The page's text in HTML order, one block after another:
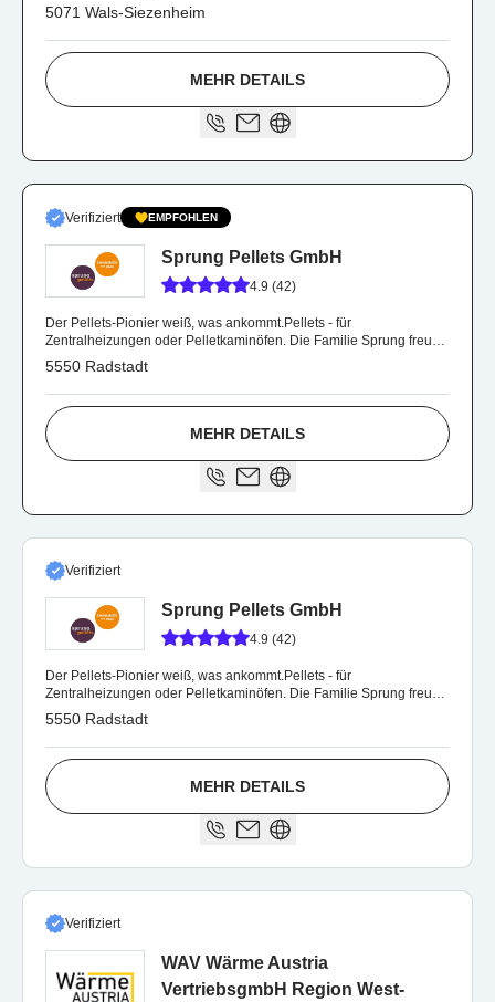
5071 Wals-Siezenheim
MEHR DETAILS
Verifiziert EMPFOHLEN
Sprung Pellets GmbH
4.9 (42)
Der Pellets-Pionier weiß, was ankommt.Pellets - für
Zentralheizungen oder Pelletkaminöfen. Die Familie Sprung freuen
sich auf Ihre Bestellung
5550 Radstadt
MEHR DETAILS
Verifiziert
Sprung Pellets GmbH
4.9 (42)
Der Pellets-Pionier weiß, was ankommt.Pellets - für
Zentralheizungen oder Pelletkaminöfen. Die Familie Sprung freuen
sich auf Ihre Bestellung
5550 Radstadt
MEHR DETAILS
Verifiziert
WAV Wärme Austria
VertriebsgmbH Region West-